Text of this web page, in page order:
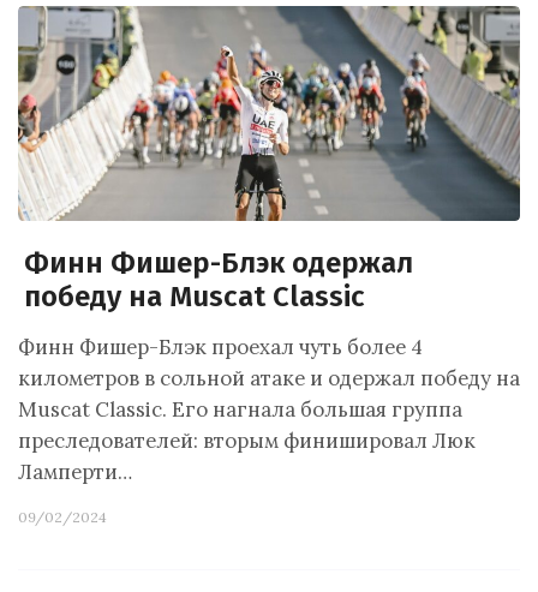
Финн Фишер-Блэк одержал
победу на Muscat Classic
Финн Фишер-Блэк проехал чуть более 4
километров в сольной атаке и одержал победу на
Muscat Classic. Его нагнала большая группа
преследователей: вторым финишировал Люк
Ламперти…
09/02/2024